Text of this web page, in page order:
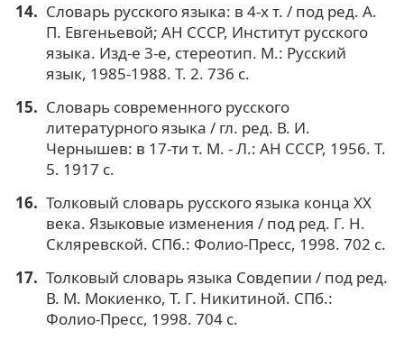
Словарь русского языка: в 4-х т. / под ред. А.
П. Евгеньевой; АН СССР, Институт русского
языка. Изд-е 3-е, стереотип. М.: Русский
язык, 1985-1988. Т. 2. 736 с.
Словарь современного русского
литературного языка / гл. ред. В. И.
Чернышев: в 17-ти т. М. - Л.: АН СССР, 1956. Т.
5. 1917 с.
Толковый словарь русского языка конца ХХ
века. Языковые изменения / под ред. Г. Н.
Скляревской. СПб.: Фолио-Пресс, 1998. 702 с.
Толковый словарь языка Совдепии / под ред.
В. М. Мокиенко, Т. Г. Никитиной. СПб.:
Фолио-Пресс, 1998. 704 с.